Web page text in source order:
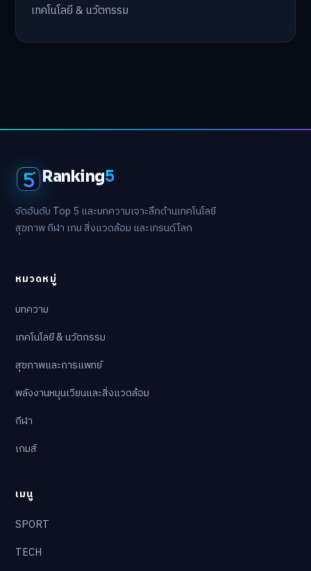
เทคโนโลยี & นวัตกรรม
Ranking5
จัดอันดับ Top 5 และบทความเจาะลึกด้านเทคโนโลยี
สุขภาพ กีฬา เกม สิ่งแวดล้อม และเทรนด์โลก
หมวดหมู่
บทความ
เทคโนโลยี & นวัตกรรม
สุขภาพและการแพทย์
พลังงานหมุนเวียนและสิ่งแวดล้อม
กีฬา
เกมส์
เมนู
SPORT
TECH